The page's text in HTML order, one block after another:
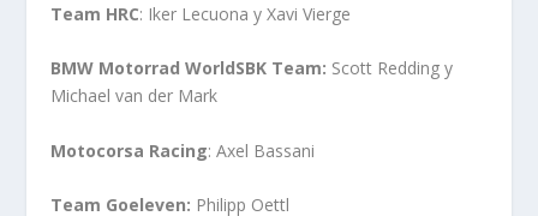
Team HRC: Iker Lecuona y Xavi Vierge
BMW Motorrad WorldSBK Team: Scott Redding y
Michael van der Mark
Motocorsa Racing: Axel Bassani
Team Goeleven: Philipp Oettl